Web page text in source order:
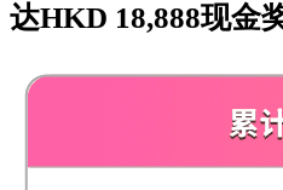
达HKD 18,888现金